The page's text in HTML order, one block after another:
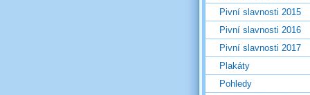
Pivní slavnosti 2015
Pivní slavnosti 2016
Pivní slavnosti 2017
Plakáty
Pohledy